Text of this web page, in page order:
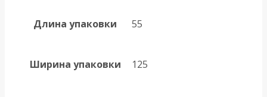
Длина упаковки 55
Ширина упаковки 125